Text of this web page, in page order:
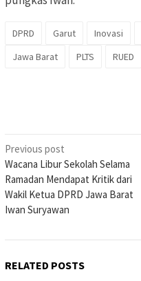
DPRD Garut Inovasi
Jawa Barat
PLTS RUED
Post
navigation
Previous post
Wacana Libur Sekolah Selama
Ramadan Mendapat Kritik dari
Wakil Ketua DPRD Jawa Barat
Iwan Suryawan
RELATED POSTS